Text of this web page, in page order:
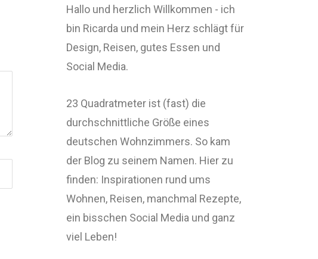
Hallo und herzlich Willkommen - ich
bin Ricarda und mein Herz schlägt für
Design, Reisen, gutes Essen und
Social Media.
23 Quadratmeter ist (fast) die
durchschnittliche Größe eines
deutschen Wohnzimmers. So kam
der Blog zu seinem Namen. Hier zu
finden: Inspirationen rund ums
Wohnen, Reisen, manchmal Rezepte,
ein bisschen Social Media und ganz
viel Leben!